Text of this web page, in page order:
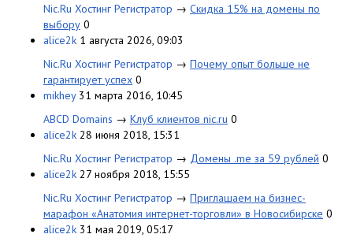
Nic.Ru Хостинг Регистратор → Скидка 15% на домены по
выбору 0
alice2k 1 августа 2026, 09:03
Nic.Ru Хостинг Регистратор → Почему опыт больше не
гарантирует успех 0
mikhey 31 марта 2016, 10:45
ABCD Domains → Клуб клиентов nic.ru 0
alice2k 28 июня 2018, 15:31
Nic.Ru Хостинг Регистратор → Домены .me за 59 рублей 0
alice2k 27 ноября 2018, 15:55
Nic.Ru Хостинг Регистратор → Приглашаем на бизнес-
марафон «Анатомия интернет-торговли» в Новосибирске 0
alice2k 31 мая 2019, 05:17